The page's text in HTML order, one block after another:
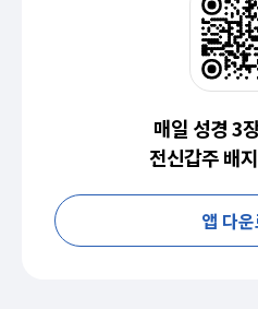
매일 성경 3
전신갑주 배
앱 다